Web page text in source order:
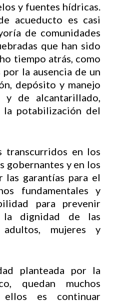
y fuentes hídricas.
acueducto es casi
de comunidades
que han sido
tiempo atrás, como
la ausencia de un
depósito y manejo
y de alcantarillado,
potabilización del
transcurridos en los
gobernantes y en los
las garantías para el
fundamentales y
para prevenir
dignidad de las
mujeres y
planteada por la
quedan muchos
es continuar